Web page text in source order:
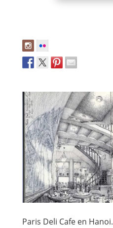
Paris Deli Cafe en Hanoi.